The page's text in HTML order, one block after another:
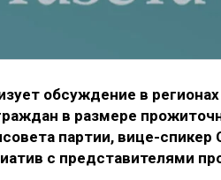
обсуждение в
в размере
партии, вице-
с представителями